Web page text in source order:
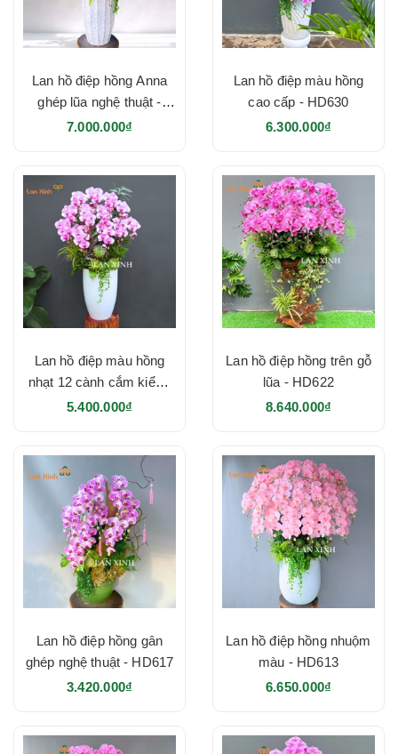
Lan hồ điệp hồng Anna
ghép lũa nghệ thuật -
HD640
7.000.000₫
Lan hồ điệp màu hồng
cao cấp - HD630
6.300.000₫
Lan hồ điệp màu hồng
nhạt 12 cành cắm kiểu -
HD623
5.400.000₫
Lan hồ điệp hồng trên gỗ
lũa - HD622
8.640.000₫
Lan hồ điệp hồng gân
ghép nghệ thuật - HD617
3.420.000₫
Lan hồ điệp hồng nhuộm
màu - HD613
6.650.000₫